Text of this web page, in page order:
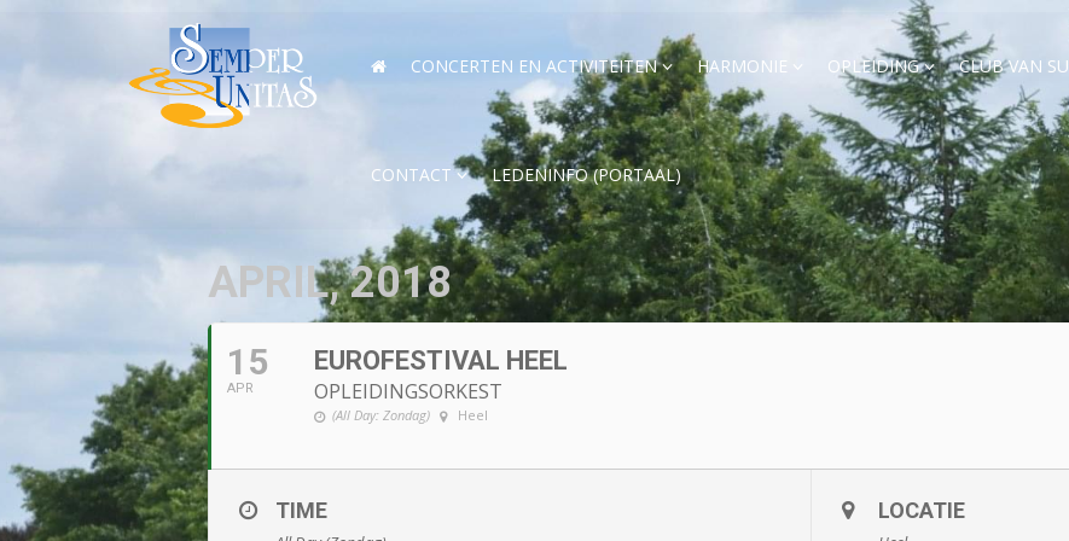
CONCERTEN EN ACTIVITEITEN HARMONIE OPLEIDING CLUB VAN SU
CONTACT LEDENINFO (PORTAAL)
APRIL, 2018
15
APR
EUROFESTIVAL HEEL
OPLEIDINGSORKEST
(All Day: Zondag) Heel
TIME LOCATIE